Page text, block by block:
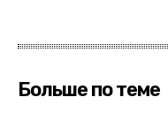
Больше по теме